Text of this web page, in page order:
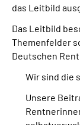
Leichte
Suche
das Leitbild
Das Leitbild
Themenfelder
Deutschen
Wir sind die
Unsere